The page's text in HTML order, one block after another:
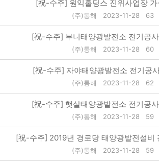
[祝-수주] 원익홀딩스 진위사업장
(주)통해 2023-11-28 63
[祝-수주] 부니태양광발전소 전기공
(주)통해 2023-11-28 60
[祝-수주] 자야태양광발전소 전기공
(주)통해 2023-11-28 62
[祝-수주] 햇살태양광발전소 전기공
(주)통해 2023-11-28 59
[祝-수주] 2019년 경로당 태양광발전설비
(주)통해 2023-11-28 59